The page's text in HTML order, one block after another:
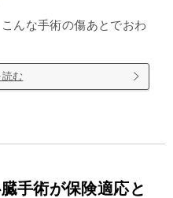
んな手術の傷あとでおわ
む
手術が保険適応と